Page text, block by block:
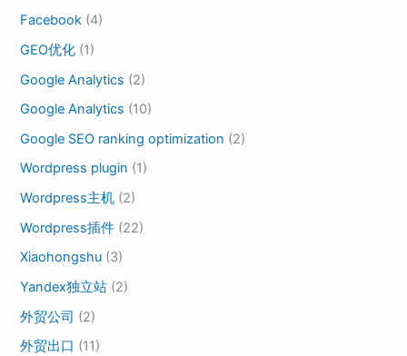
Facebook (4)
GEO优化 (1)
Google Analytics (2)
Google Analytics (10)
Google SEO ranking optimization (2)
Wordpress plugin (1)
Wordpress主机 (2)
Wordpress插件 (22)
Xiaohongshu (3)
Yandex独立站 (2)
外贸公司 (2)
外贸出口 (11)